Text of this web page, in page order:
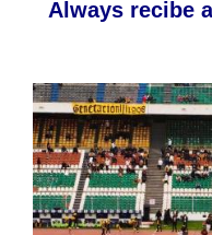
Always recibe